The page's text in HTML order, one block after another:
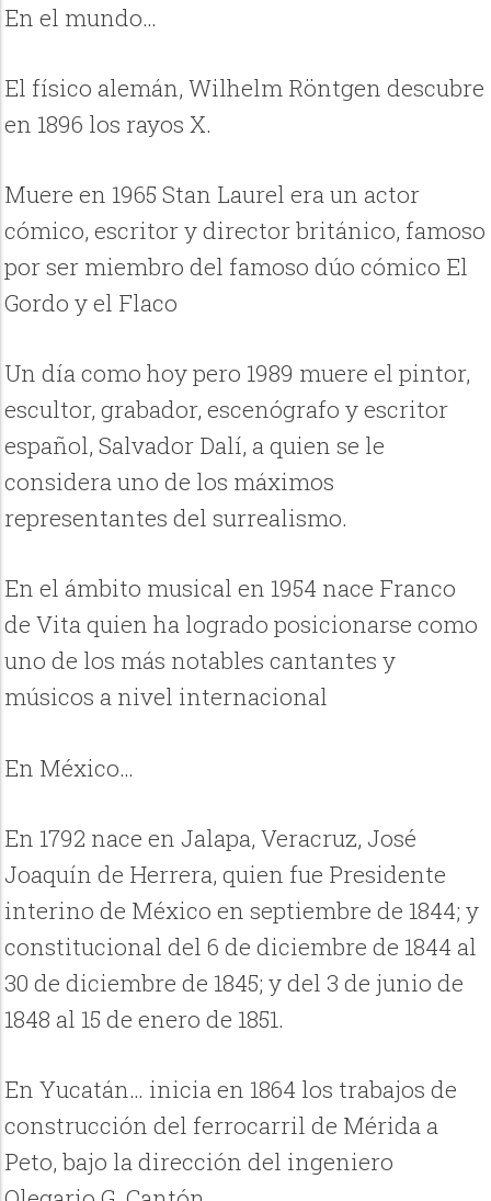
En el mundo…
El físico alemán, Wilhelm Röntgen descubre
en 1896 los rayos X.
Muere en 1965 Stan Laurel era un actor
cómico, escritor y director británico, famoso
por ser miembro del famoso dúo cómico El
Gordo y el Flaco
Un día como hoy pero 1989 muere el pintor,
escultor, grabador, escenógrafo y escritor
español, Salvador Dalí, a quien se le
considera uno de los máximos
representantes del surrealismo.
En el ámbito musical en 1954 nace Franco
de Vita quien ha logrado posicionarse como
uno de los más notables cantantes y
músicos a nivel internacional
En México…
En 1792 nace en Jalapa, Veracruz, José
Joaquín de Herrera, quien fue Presidente
interino de México en septiembre de 1844; y
constitucional del 6 de diciembre de 1844 al
30 de diciembre de 1845; y del 3 de junio de
1848 al 15 de enero de 1851.
En Yucatán… inicia en 1864 los trabajos de
construcción del ferrocarril de Mérida a
Peto, bajo la dirección del ingeniero